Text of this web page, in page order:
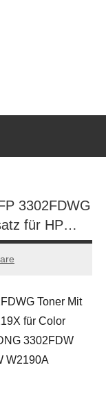
3302FDWG
für HP…
Toner Mit
für Color
3302FDW
W2190A